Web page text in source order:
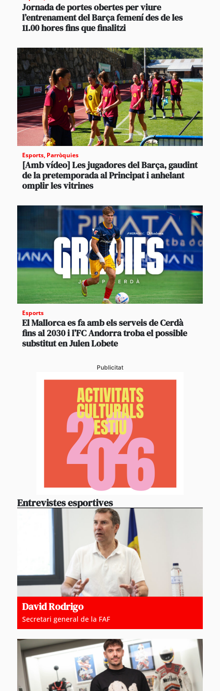
Jornada de portes obertes per viure
l’entrenament del Barça femení des de les
11.00 hores fins que finalitzi
Esports, Parròquies
[Amb vídeo] Les jugadores del Barça, gaudint
de la pretemporada al Principat i anhelant
omplir les vitrines
Esports
El Mallorca es fa amb els serveis de Cerdà
fins al 2030 i l’FC Andorra troba el possible
substitut en Julen Lobete
Publicitat
Entrevistes esportives
David Rodrigo
Secretari general de la FAF